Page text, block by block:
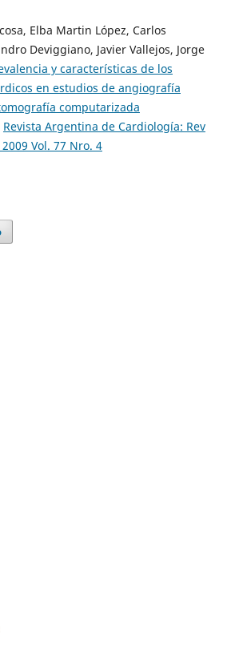
Elba Martin López, Carlos
Deviggiano, Javier Vallejos, Jorge
y características de los
en estudios de angiografía
computarizada
Revista Argentina de Cardiología: Rev
Vol. 77 Nro. 4